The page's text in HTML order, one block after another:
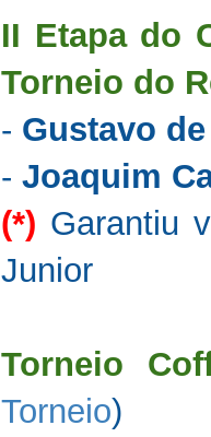
II Etapa do
Torneio do
- Gustavo
- Joaquim
(*) Garantiu
Junior
Torneio
Torneio)